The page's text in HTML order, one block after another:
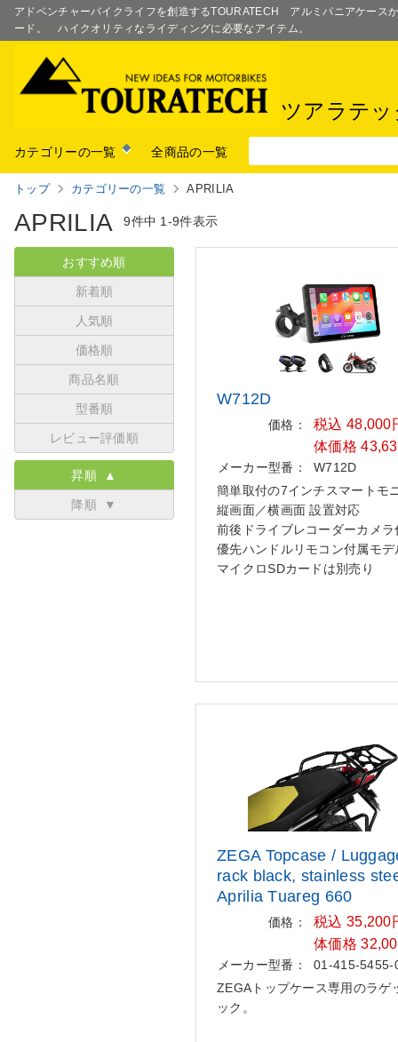
アドベンチャーバイクライフを創造するTOURATECH アルミパニアケース
ード。 ハイクオリティなライディングに必要なアイテム。
ツアラテ
カテゴリーの一覧 全商品の一覧
トップ カテゴリーの一覧 APRILIA
APRILIA 9件中 1-9件表示
W712D
価格：
税込 48,000
体価格
メーカー型番：
W712D
簡単取付の7インチスマートモ
縦画面／横画面 設置対応
前後ドライブレコーダーカメラ
優先ハンドルリモコン付属モデ
マイクロSDカードは別売り
ZEGA Topcase /
rack black, stainless
Aprilia Tuareg 660
価格：
税込 35,200
体価格
メーカー型番：
01-415-5455-
ZEGAトップケース専用のラゲ
ック。
おすすめ順
新着順
人気順
価格順
商品名順
型番順
レビュー評価順
昇順 ▲
降順 ▼